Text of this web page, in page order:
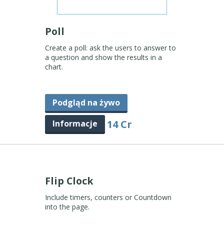
Poll
Create a poll: ask the users to answer to
a question and show the results in a
chart.
Podgląd na żywo
Informacje
14 Cr
Flip Clock
Include timers, counters or Countdown
into the page.